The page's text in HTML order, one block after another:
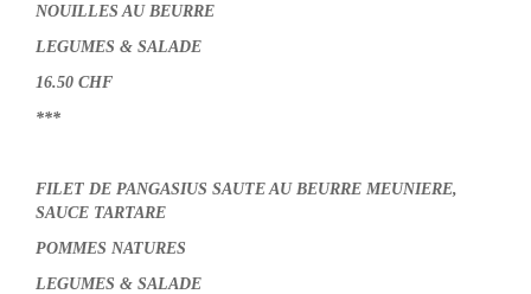
NOUILLES AU BEURRE
LEGUMES & SALADE
16.50 CHF
***
FILET DE PANGASIUS SAUTE AU BEURRE MEUNIERE,
SAUCE TARTARE
POMMES NATURES
LEGUMES & SALADE